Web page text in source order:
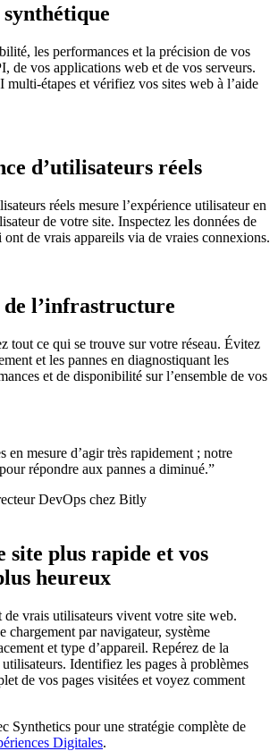
les performances et la précision de vos
de vos applications web et de vos serveurs.
multi-étapes et vérifiez vos sites web à l’aide
d’utilisateurs réels
réels mesure l’expérience utilisateur en
de votre site. Inspectez les données de
ont de vrais appareils via de vraies connexions.
l’infrastructure
tout ce qui se trouve sur votre réseau. Évitez
et les pannes en diagnostiquant les
et de disponibilité sur l’ensemble de vos
en mesure d’agir très rapidement ; notre
répondre aux pannes a diminué.”
DevOps chez Bitly
site plus rapide et vos
heureux
vrais utilisateurs vivent votre site web.
chargement par navigateur, système
et type d’appareil. Repérez de la
Identifiez les pages à problèmes
de vos pages visitées et voyez comment
Synthetics pour une stratégie complète de
Digitales.